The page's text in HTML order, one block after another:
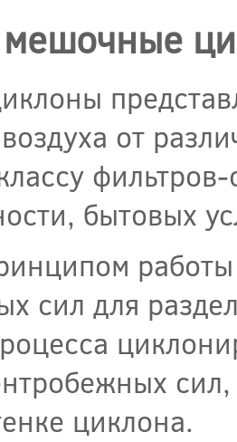
мешочные
от
бытовых
сил для
циклона.